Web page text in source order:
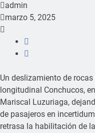
admin
marzo 5, 2025
Un deslizamiento de
longitudinal Conchucos,
Mariscal Luzuriaga,
de pasajeros en
retrasa la habilitación de